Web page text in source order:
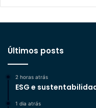
Últimos posts
2 horas atrás
ESG e
1 dia atrás